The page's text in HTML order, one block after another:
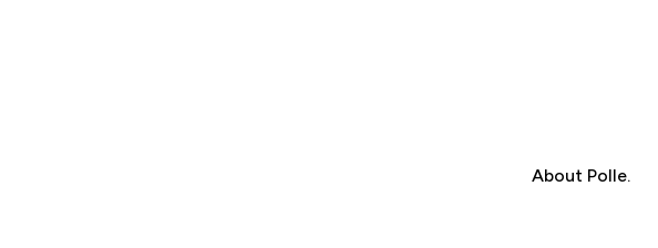
About Polle.